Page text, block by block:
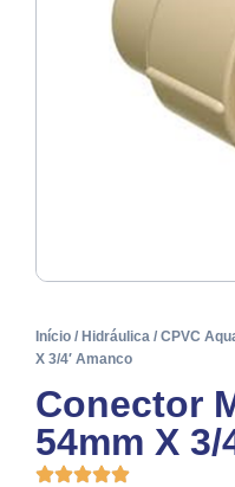
Início / Hidráulica / CPVC
X 3/4′ Amanco
Conector
54mm X 3/